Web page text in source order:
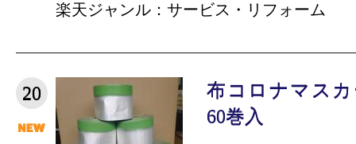
楽天ジャンル：サービス・リフォーム
20
布コロナマスカ
60巻入